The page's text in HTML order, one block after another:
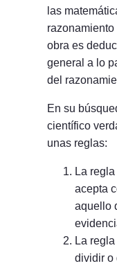
las
obra es
general a lo
del
En su
científico
unas reglas:
La
acepta
aquello
La
dividir o